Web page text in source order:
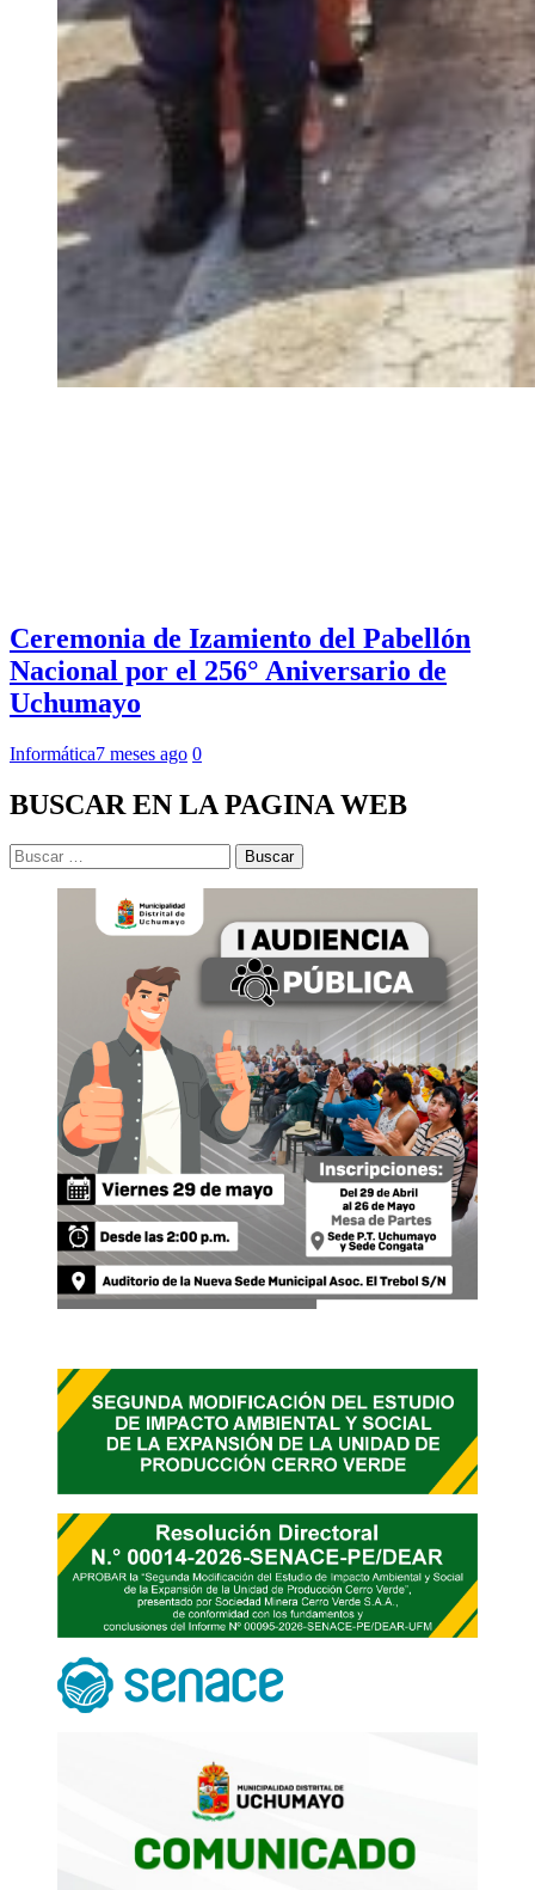
Ceremonia de Izamiento del Pabellón
Nacional por el 256° Aniversario de
Uchumayo
Informática7 meses ago 0
BUSCAR EN LA PAGINA WEB
Buscar: